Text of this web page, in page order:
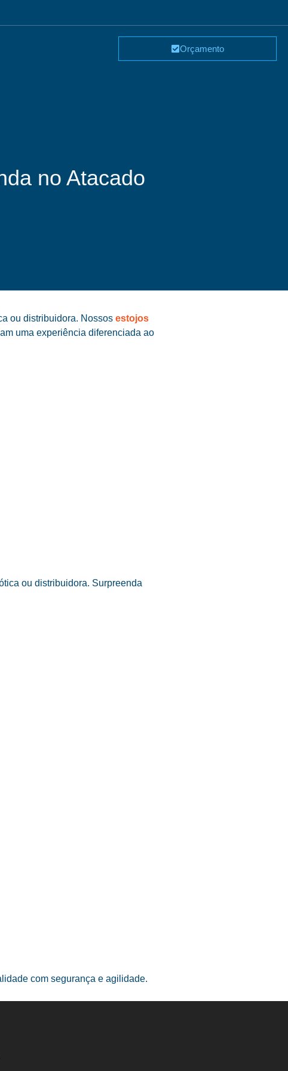
Orçamento
no Atacado
ou distribuidora. Nossos estojos
uma experiência diferenciada ao
ou distribuidora. Surpreenda
com segurança e agilidade.